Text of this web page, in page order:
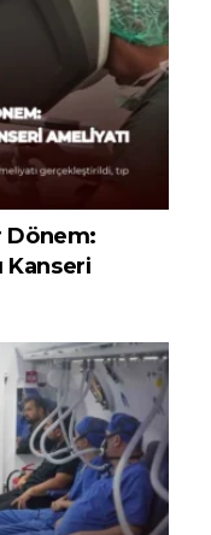
Dönem:
Kanseri